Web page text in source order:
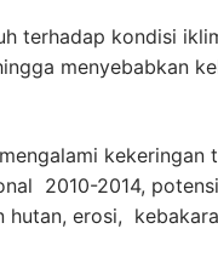
terhadap kondisi
menyebabkan
kekeringan
2010-2014,
hutan, erosi,